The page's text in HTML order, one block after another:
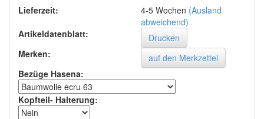
Lieferzeit:
4-5 Wochen (Ausland
abweichend)
Artikeldatenblatt:
Drucken
Merken:
Bezüge Hasena:
Kopfteil- Halterung: